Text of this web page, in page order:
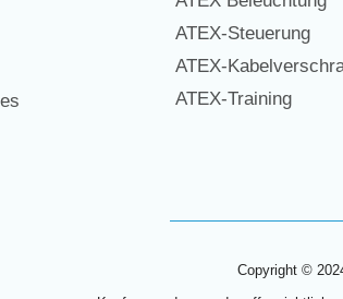
ATEX-Steuerung
ATEX-
ATEX-Training
Copyright ©